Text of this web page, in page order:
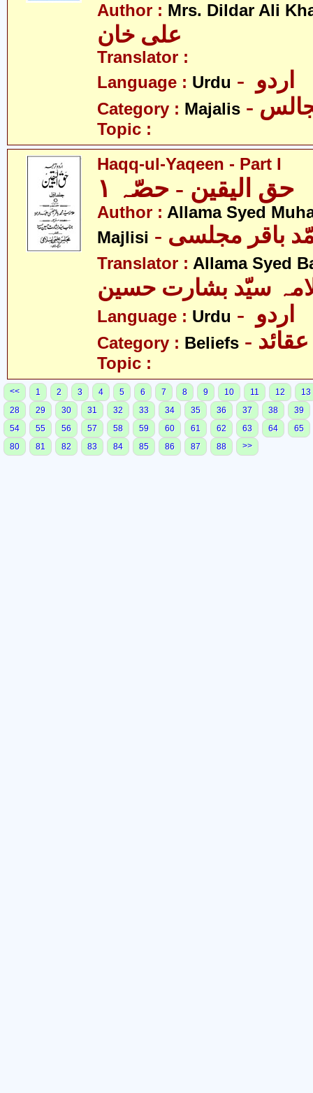
Author : Mrs. Dildar Ali
علی خان
Translator :
Language : Urdu
Category : Majalis
Topic :
Haqq-ul-Yaqeen - Part I
حق الیقین - حصّہ ١
Author : Allama Syed
Majlisi
باقر مجلسی
Translator : Allama Syed
سیّد بشارت حسین
Language : Urdu
Category : Beliefs - عقائد
Topic :
<< 1 2 3 4 5 6 7 8 9 10 11 12
13
28
29 30 31 32 33 34 35 36 37 38
39
54
55 56 57 58 59 60 61 62 63 64
65
80
81 82 83 84 85 86 87 88 >>